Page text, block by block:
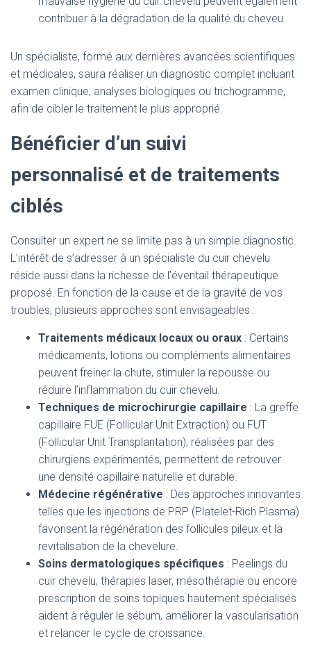
contribuer à la dégradation de la qualité du cheveu.
Un spécialiste, formé aux dernières avancées scientifiques
et médicales, saura réaliser un diagnostic complet incluant
examen clinique, analyses biologiques ou trichogramme,
afin de cibler le traitement le plus approprié.
Bénéficier d’un suivi
personnalisé et de traitements
ciblés
Consulter un expert ne se limite pas à un simple diagnostic.
L’intérêt de s’adresser à un spécialiste du cuir chevelu
réside aussi dans la richesse de l’éventail thérapeutique
proposé. En fonction de la cause et de la gravité de vos
troubles, plusieurs approches sont envisageables :
Traitements médicaux locaux ou oraux : Certains
médicaments, lotions ou compléments alimentaires
peuvent freiner la chute, stimuler la repousse ou
réduire l’inflammation du cuir chevelu.
Techniques de microchirurgie capillaire : La greffe
capillaire FUE (Follicular Unit Extraction) ou FUT
(Follicular Unit Transplantation), réalisées par des
chirurgiens expérimentés, permettent de retrouver
une densité capillaire naturelle et durable.
Médecine régénérative : Des approches innovantes
telles que les injections de PRP (Platelet-Rich Plasma)
favorisent la régénération des follicules pileux et la
revitalisation de la chevelure.
Soins dermatologiques spécifiques : Peelings du
cuir chevelu, thérapies laser, mésothérapie ou encore
prescription de soins topiques hautement spécialisés
aident à réguler le sébum, améliorer la vascularisation
et relancer le cycle de croissance.